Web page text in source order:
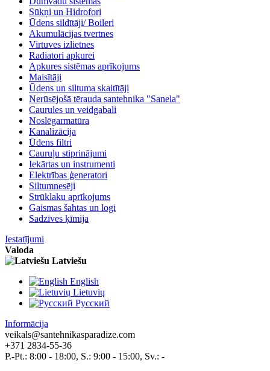
Sūkņi un Hidrofori
Ūdens sildītāji/ Boileri
Akumulācijas tvertnes
Virtuves izlietnes
Radiatori apkurei
Apkures sistēmas aprīkojums
Maisītāji
Ūdens un siltuma skaitītāji
Nerūsējošā tērauda santehnika "Sanela"
Caurules un veidgabali
Noslēgarmatūra
Kanalizācija
Ūdens filtri
Cauruļu stiprinājumi
Iekārtas un instrumenti
Elektrības ģeneratori
Siltumnesēji
Strūklaku aprīkojums
Gaismas šahtas un logi
Sadzīves ķīmija
Iestatījumi
Valoda
Latviešu
English
Lietuvių
Pусский
Informācija
veikals@santehnikasparadize.com
+371 2834-55-36
P.-Pt.: 8:00 - 18:00, S.: 9:00 - 15:00, Sv.: -